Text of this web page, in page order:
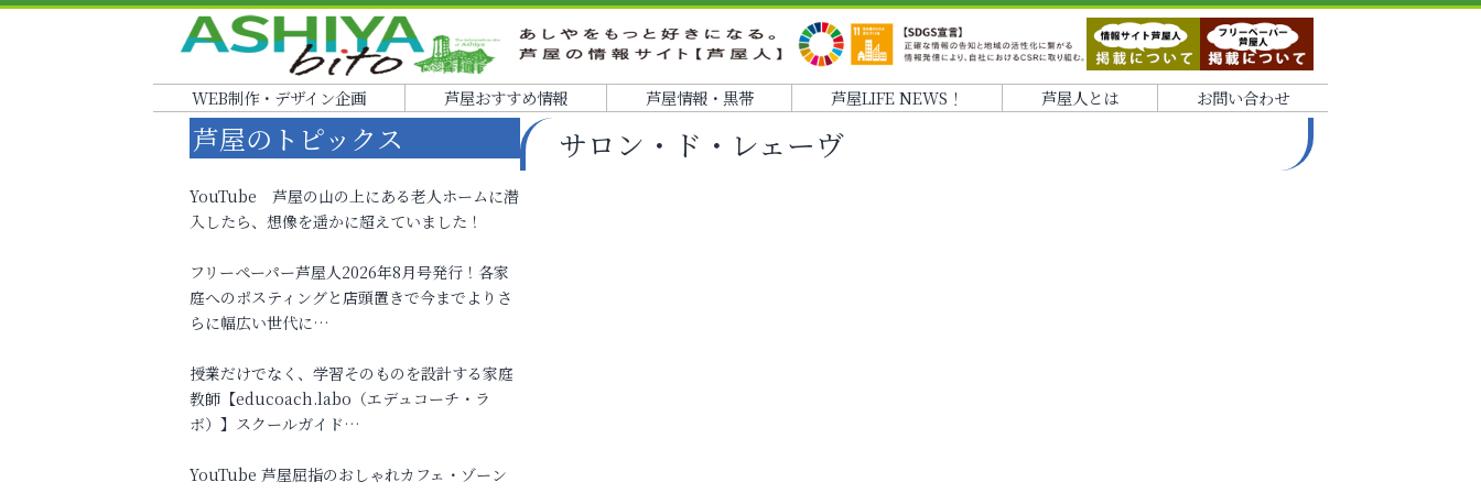
WEB制作・デザイン企画 芦屋おすすめ情報 芦屋情報・黒帯 芦屋LIFE NEWS！ 芦屋人とは お問い合わせ
サロン・ド・レェーヴ
芦屋のトピックス
YouTube 芦屋の山の上にある老人ホームに潜
入したら、想像を遥かに超えていました！
フリーペーパー芦屋人2026年8月号発行！各家
庭へのポスティングと店頭置きで今までよりさ
らに幅広い世代に…
授業だけでなく、学習そのものを設計する家庭
教師【educoach.labo（エデュコーチ・ラ
ボ）】スクールガイド…
YouTube 芦屋屈指のおしゃれカフェ・ゾーン